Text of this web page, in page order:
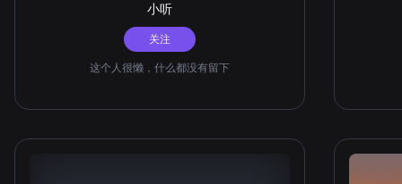
小听
关注
这个人很懒，什么都没有留下